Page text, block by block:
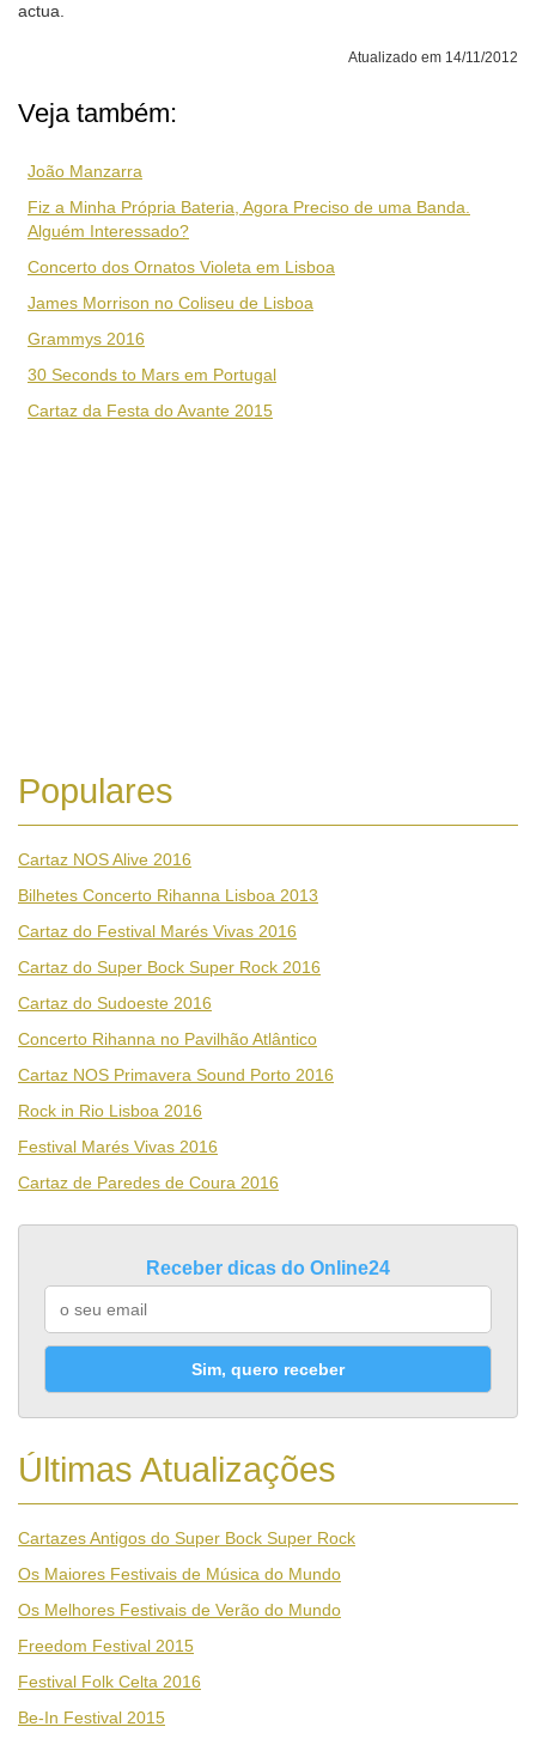
actua.
Atualizado em 14/11/2012
Veja também:
João Manzarra
Fiz a Minha Própria Bateria, Agora Preciso de uma Banda.
Alguém Interessado?
Concerto dos Ornatos Violeta em Lisboa
James Morrison no Coliseu de Lisboa
Grammys 2016
30 Seconds to Mars em Portugal
Cartaz da Festa do Avante 2015
Populares
Cartaz NOS Alive 2016
Bilhetes Concerto Rihanna Lisboa 2013
Cartaz do Festival Marés Vivas 2016
Cartaz do Super Bock Super Rock 2016
Cartaz do Sudoeste 2016
Concerto Rihanna no Pavilhão Atlântico
Cartaz NOS Primavera Sound Porto 2016
Rock in Rio Lisboa 2016
Festival Marés Vivas 2016
Cartaz de Paredes de Coura 2016
Receber dicas do Online24
Sim, quero receber
Últimas Atualizações
Cartazes Antigos do Super Bock Super Rock
Os Maiores Festivais de Música do Mundo
Os Melhores Festivais de Verão do Mundo
Freedom Festival 2015
Festival Folk Celta 2016
Be-In Festival 2015